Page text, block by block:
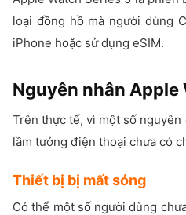
loại đồng hồ mà người dùng
iPhone hoặc sử dụng eSIM.
Nguyên nhân
Trên thực tế, vì một số
lầm tưởng điện thoại chưa có
Thiết bị bị mất sóng
Có thể một số người dùng